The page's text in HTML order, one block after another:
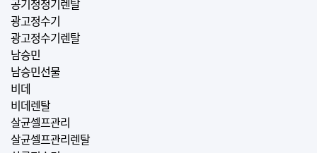
공기청정기렌탈
광고정수기
광고정수기렌탈
남승민
남승민선물
비데
비데렌탈
살균셀프관리
살균셀프관리렌탈